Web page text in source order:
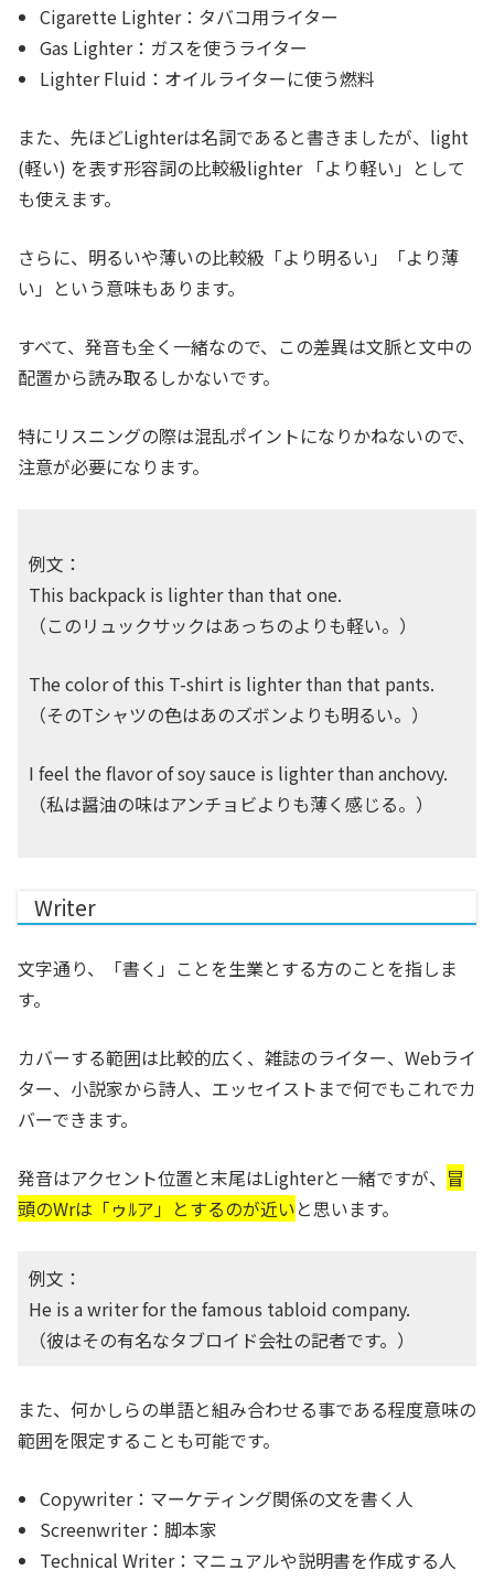
Cigarette Lighter：タバコ用ライター
Gas Lighter：ガスを使うライター
Lighter Fluid：オイルライターに使う燃料
また、先ほどLighterは名詞であると書きましたが、light
(軽い) を表す形容詞の比較級lighter 「より軽い」として
も使えます。
さらに、明るいや薄いの比較級「より明るい」「より薄
い」という意味もあります。
すべて、発音も全く一緒なので、この差異は文脈と文中の
配置から読み取るしかないです。
特にリスニングの際は混乱ポイントになりかねないので、
注意が必要になります。
例文：
This backpack is lighter than that one.
（このリュックサックはあっちのよりも軽い。）
The color of this T-shirt is lighter than that pants.
（そのTシャツの色はあのズボンよりも明るい。）
I feel the flavor of soy sauce is lighter than anchovy.
（私は醤油の味はアンチョビよりも薄く感じる。）
Writer
文字通り、「書く」ことを生業とする方のことを指しま
す。
カバーする範囲は比較的広く、雑誌のライター、Webライ
ター、小説家から詩人、エッセイストまで何でもこれでカ
バーできます。
発音はアクセント位置と末尾はLighterと一緒ですが、 冒
頭のWrは「ゥﾙア」とするのが近いと思います。
例文：
He is a writer for the famous tabloid company.
（彼はその有名なタブロイド会社の記者です。）
また、何かしらの単語と組み合わせる事である程度意味の
範囲を限定することも可能です。
Copywriter：マーケティング関係の文を書く人
Screenwriter：脚本家
Technical Writer：マニュアルや説明書を作成する人